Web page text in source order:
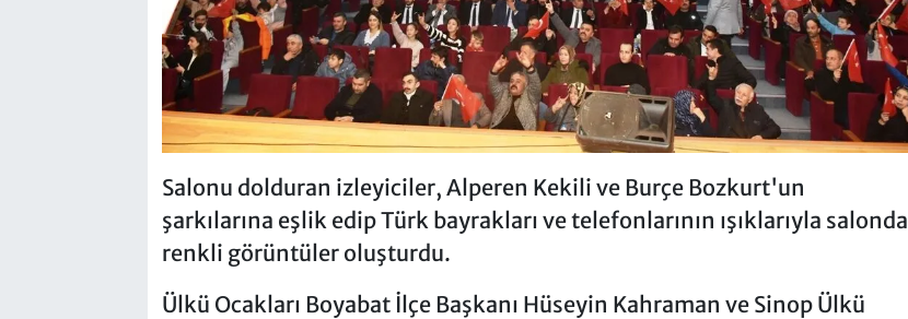
Salonu dolduran izleyiciler, Alperen Kekili ve Burçe Bozkurt'un
şarkılarına eşlik edip Türk bayrakları ve telefonlarının ışıklarıyla salonda
renkli görüntüler oluşturdu.
Ülkü Ocakları Boyabat İlçe Başkanı Hüseyin Kahraman ve Sinop Ülkü